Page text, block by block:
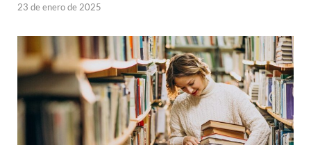
23 de enero de 2025